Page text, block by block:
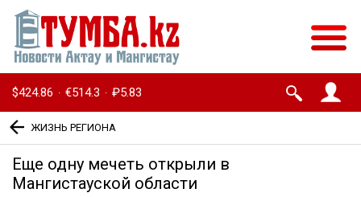
$424.86 · €514.3 · ₽5.83
ЖИЗНЬ РЕГИОНА
Еще одну мечеть открыли в
Мангистауской области